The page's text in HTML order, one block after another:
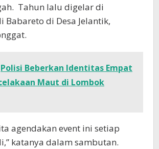
Tahun lalu digelar di
Babareto di Desa Jelantik,
Polisi Beberkan Identitas Empat
Maut di Lombok
agendakan event ini setiap
katanya dalam sambutan.